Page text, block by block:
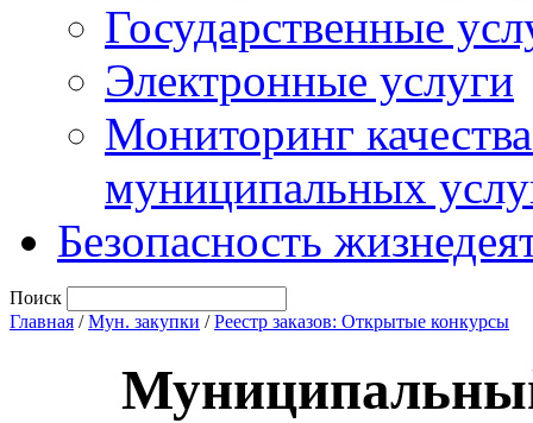
Государственные
Электронные услуги
Мониторинг
муниципальных
Безопасность
Поиск
Главная /Мун. закупки /Реестр заказов: Открытые конкурсы